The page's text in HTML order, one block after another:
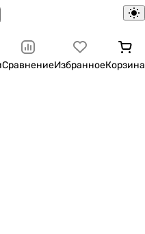
СравнениеИзбранноеКорзина